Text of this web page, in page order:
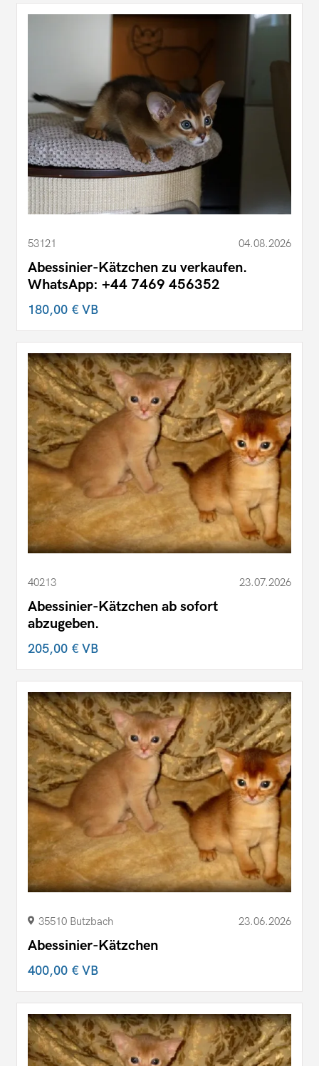
53121 04.08.2026
Abessinier-Kätzchen zu verkaufen.
WhatsApp: +44 7469 456352
180,00 €VB
40213 23.07.2026
Abessinier-Kätzchen ab sofort
abzugeben.
205,00 €VB
35510 Butzbach 23.06.2026
Abessinier-Kätzchen
400,00 €VB